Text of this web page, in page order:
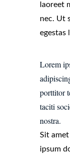
laoreet
nec. Ut
egestas
Lorem
porttitor
taciti
nostra.
Sit
ipsum